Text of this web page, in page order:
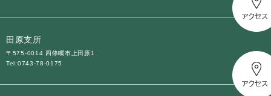
田原支所
〒575-0014 四條畷市上田原1
Tel:0743-78-0175